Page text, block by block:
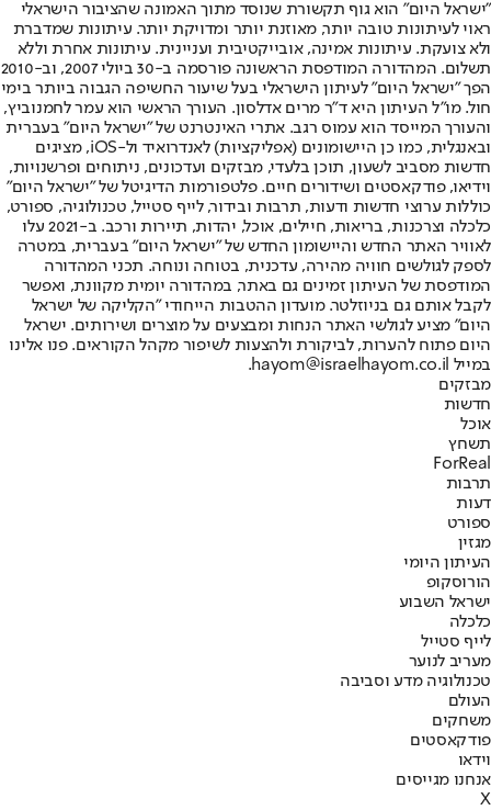
"ישראל היום" הוא גוף תקשורת שנוסד מתוך האמונה שהציבור הישראלי
ראוי לעיתונות טובה יותר, מאוזנת יותר ומדויקת יותר. עיתונות שמדברת
ולא צועקת. עיתונות אמינה, אובייקטיבית ועניינית. עיתונות אחרת וללא
תשלום. המהדורה המודפסת הראשונה פורסמה ב-30 ביולי 2007, וב-2010
הפך "ישראל היום" לעיתון הישראלי בעל שיעור החשיפה הגבוה ביותר בימי
חול. מו"ל העיתון היא ד"ר מרים אדלסון. העורך הראשי הוא עמר לחמנוביץ,
והעורך המייסד הוא עמוס רגב. אתרי האינטרנט של "ישראל היום" בעברית
ובאנגלית, כמו כן היישומונים (אפליקציות) לאנדרואיד ול-iOS, מציגים
חדשות מסביב לשעון, תוכן בלעדי, מבזקים ועדכונים, ניתוחים ופרשנויות,
וידיאו, פודקאסטים ושידורים חיים. פלטפורמות הדיגיטל של "ישראל היום"
כוללות ערוצי חדשות ודעות, תרבות ובידור, לייף סטייל, טכנולוגיה, ספורט,
כלכלה וצרכנות, בריאות, חיילים, אוכל, יהדות, תיירות ורכב. ב-2021 עלו
לאוויר האתר החדש והיישומון החדש של "ישראל היום" בעברית, במטרה
לספק לגולשים חוויה מהירה, עדכנית, בטוחה ונוחה. תכני המהדורה
המודפסת של העיתון זמינים גם באתר, במהדורה יומית מקוונת, ואפשר
לקבל אותם גם בניוזלטר. מועדון ההטבות הייחודי "הקליקה של ישראל
היום" מציע לגולשי האתר הנחות ומבצעים על מוצרים ושירותים. ישראל
היום פתוח להערות, לביקורת ולהצעות לשיפור מקהל הקוראים. פנו אלינו
במייל hayom@israelhayom.co.il.
מבזקים
חדשות
אוכל
תשחץ
ForReal
תרבות
דעות
ספורט
מגזין
העיתון היומי
הורוסקופ
ישראל השבוע
כלכלה
לייף סטייל
מעריב לנוער
טכנולוגיה מדע וסביבה
העולם
משחקים
פודקאסטים
וידאו
אנחנו מגייסים
X